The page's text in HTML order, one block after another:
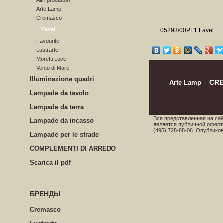
Arte Lamp
Cremasco
Favel
Favourite
Lustrarte
Moretti Luce
Vento di Mare
Illuminazione quadri
Lampade da tavolo
Lampade da terra
Lampade da incasso
Lampade per le strade
COMPLEMENTI DI ARREDO
Scarica il pdf
БРЕНДЫ
Cremasco
05293/00PL1 Favel
Arte Lamp
Вся представленная на
является публичной
(495) 728-88-06.